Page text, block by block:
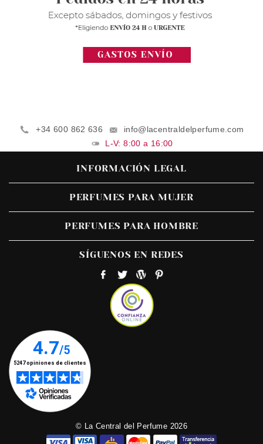
+34 600 862 636
info@lacentraldelperfume.com
L-V: 8:00 a 16:00
INFORMACIÓN LEGAL
PERFUMES PARA MUJER
PERFUMES PARA HOMBRE
SÍGUENOS EN REDES
© La Central del Perfume 2026